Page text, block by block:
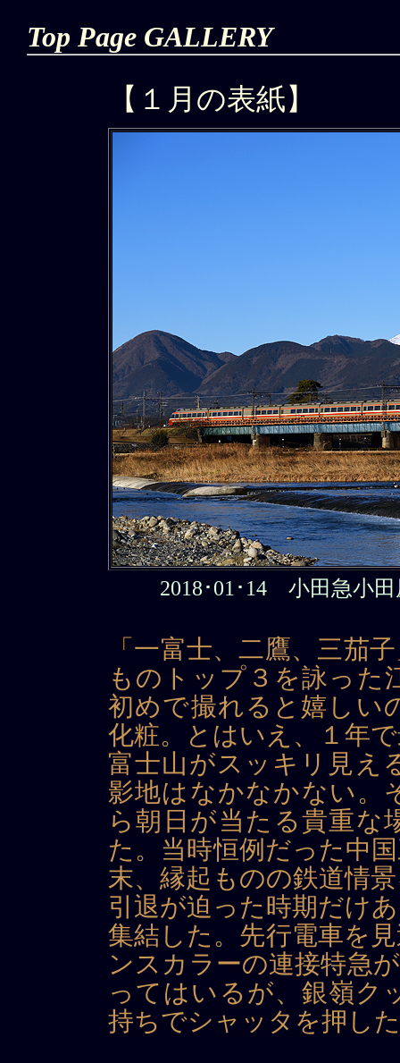
Top Page GALLERY
【１月の表紙】
2018･01･14 小田急小
「一富士、二鷹、三茄
ものトップ３を詠った
初めで撮れると嬉しい
化粧。とはいえ、１年
富士山がスッキリ見え
影地はなかなかない。
ら朝日が当たる貴重な
た。当時恒例だった中
末、縁起ものの鉄道情
引退が迫った時期だけ
集結した。先行電車を
ンスカラーの連接特急
ってはいるが、銀嶺ク
持ちでシャッタを押し